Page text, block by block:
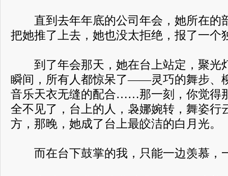
直到去年年底的公司年会，她所在的
把她推了上去，她也没太拒绝，报了一个
到了年会那天，她在台上站定，聚光
瞬间，所有人都惊呆了——灵巧的舞步、
音乐天衣无缝的配合……那一刻，你觉得
全不见了，台上的人，袅娜婉转，舞姿行
方，那晚，她成了台上最皎洁的白月光。
而在台下鼓掌的我，只能一边羡慕，